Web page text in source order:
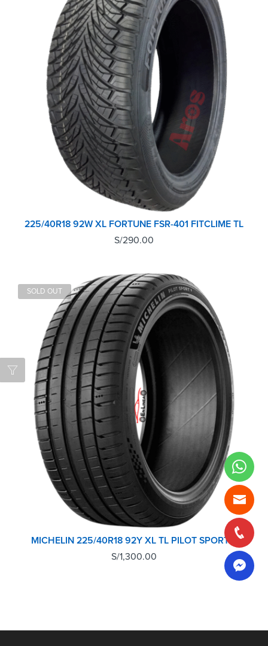
225/40R18 92W XL FORTUNE FSR-401 FITCLIME TL
S/290.00
SOLD OUT
MICHELIN 225/40R18 92Y XL TL PILOT SPORT 5
S/1,300.00